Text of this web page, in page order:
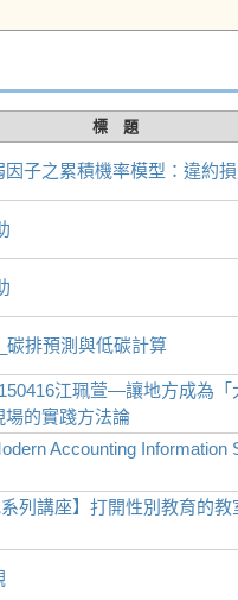
標 題
子之累積機率模型：違約
碳排預測與低碳計算
江珮萱—讓地方成為
的實踐方法論
Accounting Information
系列講座】打開性別教育的